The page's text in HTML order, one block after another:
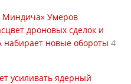
Миндича» Умеров
дроновых сделок и
новые обороты 4
усиливать ядерный